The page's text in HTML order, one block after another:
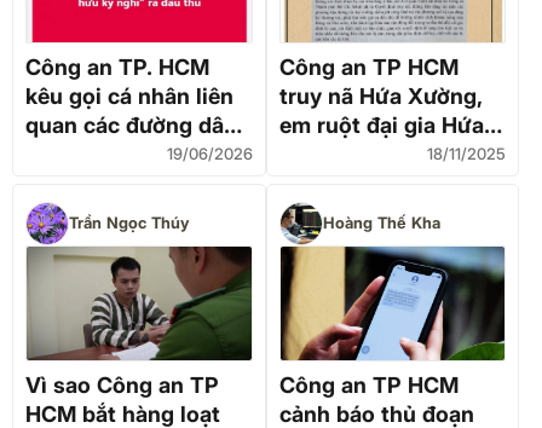
Công an TP. HCM
kêu gọi cá nhân liên
quan các đường dây
“sở hữu kỳ nghỉ” ra
19/06/2026
Công an TP HCM
truy nã Hứa Xường,
em ruột đại gia Hứa
18/11/2025
Trần Ngọc Thúy
Vì sao Công an TP
HCM bắt hàng loạt
Hoàng Thế Kha
Công an TP HCM
cảnh báo thủ đoạn